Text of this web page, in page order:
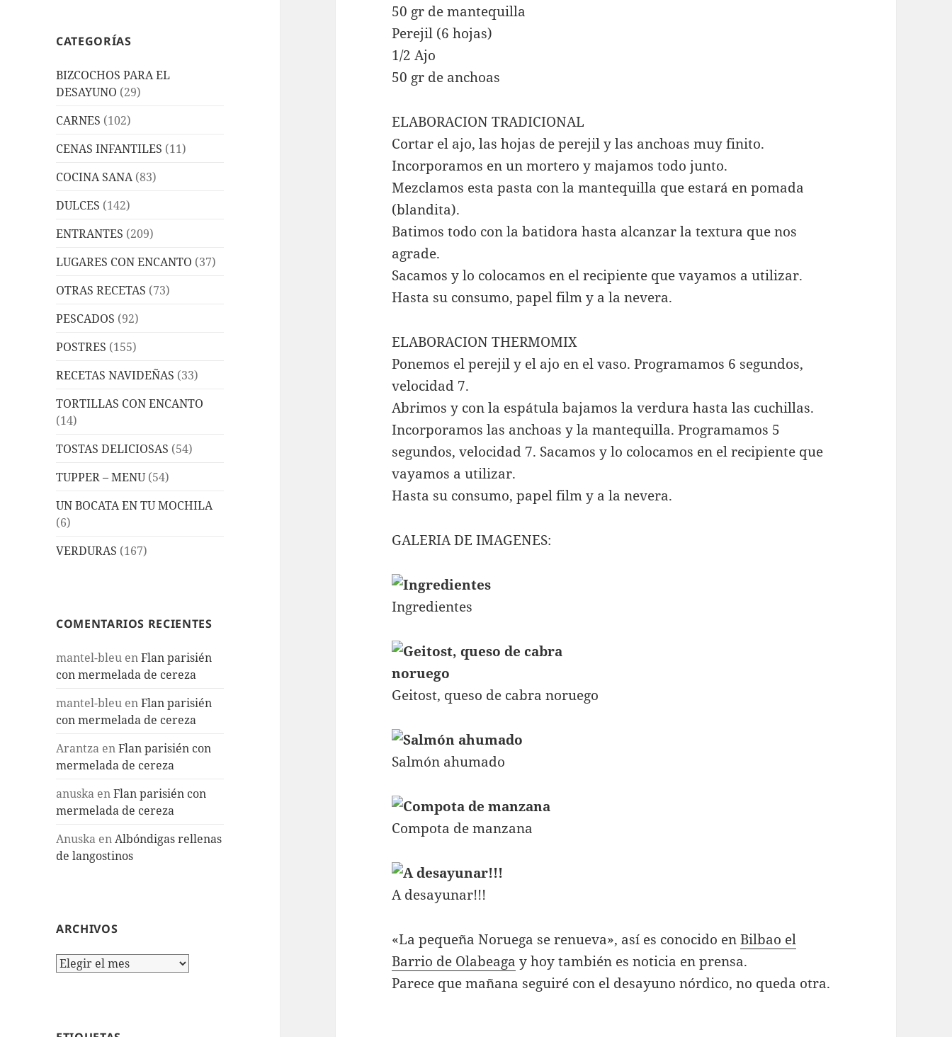
CATEGORÍAS
BIZCOCHOS PARA EL
DESAYUNO (29)
CARNES (102)
CENAS INFANTILES (11)
COCINA SANA(83)
DULCES (142)
ENTRANTES (209)
LUGARES CON ENCANTO (37)
OTRAS RECETAS (73)
PESCADOS (92)
POSTRES (155)
RECETAS NAVIDEÑAS (33)
TORTILLAS CON ENCANTO
(14)
TOSTAS DELICIOSAS (54)
TUPPER – MENU(54)
UN BOCATA EN TU MOCHILA
(6)
VERDURAS (167)
COMENTARIOS RECIENTES
mantel-bleu enFlan parisién
con mermelada de cereza
mantel-bleu enFlan parisién
con mermelada de cereza
Arantza enFlan parisién con
mermelada de cereza
anuska enFlan parisién con
mermelada de cereza
Anuska enAlbóndigas rellenas
de langostinos
ARCHIVOS
Archivos
50 gr de mantequilla
Perejil (6 hojas)
1/2 Ajo
50 gr de anchoas
ELABORACION TRADICIONAL
Cortar el ajo, las hojas de perejil y las anchoas muy finito.
Incorporamos en un mortero y majamos todo junto.
Mezclamos esta pasta con la mantequilla que estará en pomada
(blandita).
Batimos todo con la batidora hasta alcanzar la textura que nos
agrade.
Sacamos y lo colocamos en el recipiente que vayamos a utilizar.
Hasta su consumo, papel film y a la nevera.
ELABORACION THERMOMIX
Ponemos el perejil y el ajo en el vaso. Programamos 6 segundos,
velocidad 7.
Abrimos y con la espátula bajamos la verdura hasta las cuchillas.
Incorporamos las anchoas y la mantequilla. Programamos 5
segundos, velocidad 7. Sacamos y lo colocamos en el recipiente que
vayamos a utilizar.
Hasta su consumo, papel film y a la nevera.
GALERIA DE IMAGENES:
Ingredientes
Geitost, queso de cabra noruego
Salmón ahumado
Compota de manzana
A desayunar!!!
«La pequeña Noruega se renueva», así es conocido enBilbao el
Barrio de Olabeaga y hoy también es noticia en prensa.
Parece que mañana seguiré con el desayuno nórdico, no queda otra.